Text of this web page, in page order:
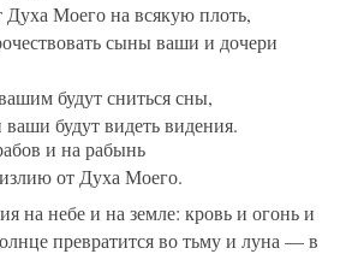
Духа Моего на всякую плоть,
сыны ваши и дочери
будут сниться сны,
будут видеть видения.
и на рабынь
от Духа Моего.
на небе и на земле: кровь и огонь и
превратится во тьму и луна — в